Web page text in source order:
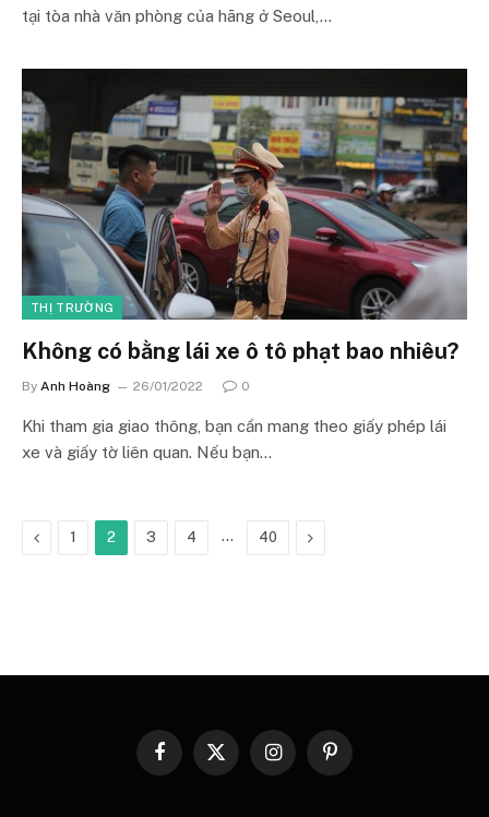
tại tòa nhà văn phòng của hãng ở Seoul,…
THỊ TRƯỜNG
Không có bằng lái xe ô tô phạt bao nhiêu?
By Anh Hoàng 26/01/2022 0
Khi tham gia giao thông, bạn cần mang theo giấy phép lái
xe và giấy tờ liên quan. Nếu bạn…
Previous
1 2 3 4 … 40 Next
Facebook
X
InstagramPinterest